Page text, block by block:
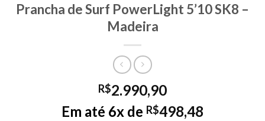
Prancha de Surf PowerLight 5’10 SK8 –
Madeira
R$2.990,90
Em até 6x de R$498,48